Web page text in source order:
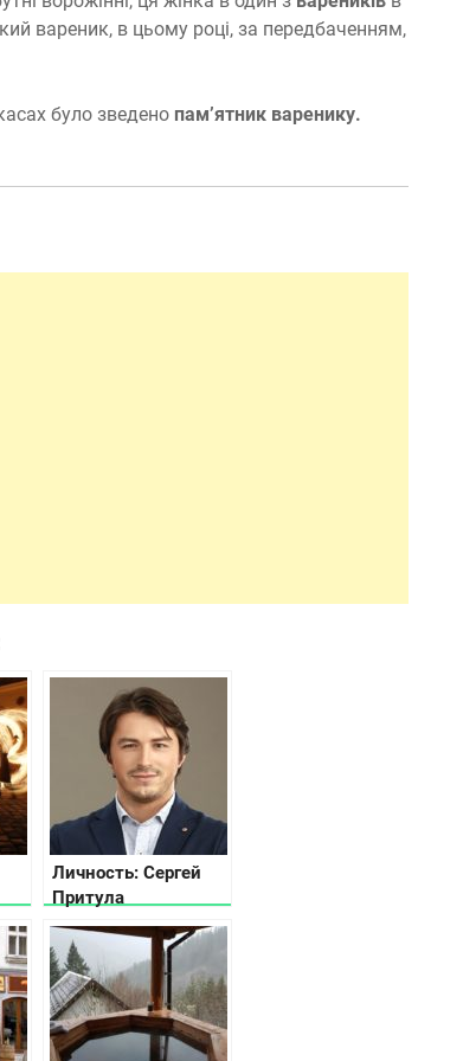
вареник, в цьому році, за передбаченням,
було зведено пам’ятник варенику.
Личность: Сергей
Притула